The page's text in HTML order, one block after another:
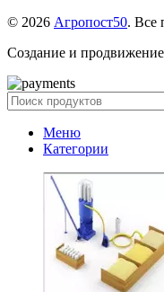
© 2026 Агропост50. Все
Создание и продвижение
Меню
Категории